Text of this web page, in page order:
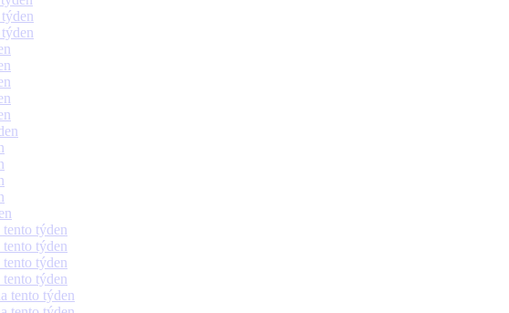
týden
týden
týden
týden
tento týden